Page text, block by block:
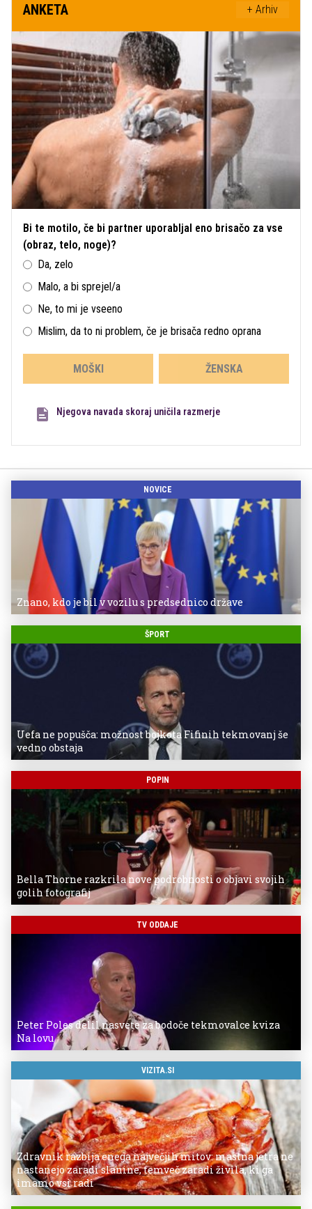
ANKETA + Arhiv
Bi te motilo, če bi partner uporabljal eno brisačo za vse
(obraz, telo, noge)?
Da, zelo
Malo, a bi sprejel/a
Ne, to mi je vseeno
Mislim, da to ni problem, če je brisača redno oprana
MOŠKI ŽENSKA
Njegova navada skoraj uničila razmerje
NOVICE
Znano, kdo je bil v vozilu s predsednico države
ŠPORT
Uefa ne popušča: možnost bojkota Fifinih tekmovanj še
vedno obstaja
POPIN
Bella Thorne razkrila nove podrobnosti o objavi svojih
golih fotografij
TV ODDAJE
Peter Poles delil nasvete za bodoče tekmovalce kviza
Na lovu
VIZITA.SI
Zdravnik razbija enega največjih mitov: mastna jetra ne
nastanejo zaradi slanine, temveč zaradi živila, ki ga
imamo vsi radi